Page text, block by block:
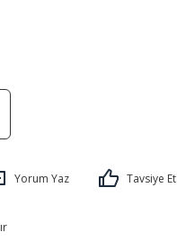
Yorum Yaz Tavsiye Et